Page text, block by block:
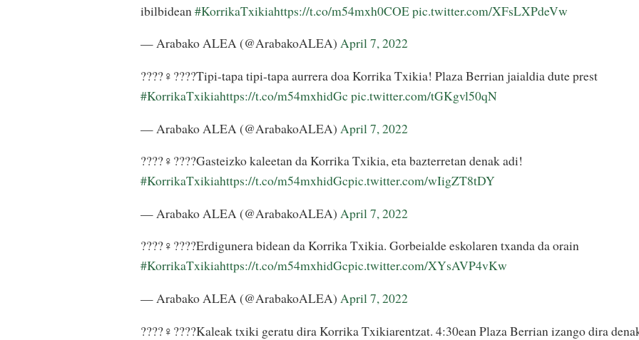
ibilbidean #KorrikaTxikiahttps://t.co/m54mxh0COEpic.twitter.com/XFsLXPdeVw
— Arabako ALEA (@ArabakoALEA) April 7, 2022
????‍♀️????Tipi-tapa tipi-tapa aurrera doa Korrika Txikia! Plaza Berrian jaialdia dute prest
#KorrikaTxikiahttps://t.co/m54mxhidGc pic.twitter.com/tGKgvl50qN
— Arabako ALEA (@ArabakoALEA) April 7, 2022
????‍♀️????Gasteizko kaleetan da Korrika Txikia, eta bazterretan denak adi!
#KorrikaTxikiahttps://t.co/m54mxhidGcpic.twitter.com/wIigZT8tDY
— Arabako ALEA (@ArabakoALEA) April 7, 2022
????‍♀️????Erdigunera bidean da Korrika Txikia. Gorbeialde eskolaren txanda da orain
#KorrikaTxikiahttps://t.co/m54mxhidGcpic.twitter.com/XYsAVP4vKw
— Arabako ALEA (@ArabakoALEA) April 7, 2022
????‍♀️????Kaleak txiki geratu dira Korrika Txikiarentzat. 4:30ean Plaza Berrian izango dira